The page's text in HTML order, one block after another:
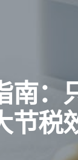
南：
节税